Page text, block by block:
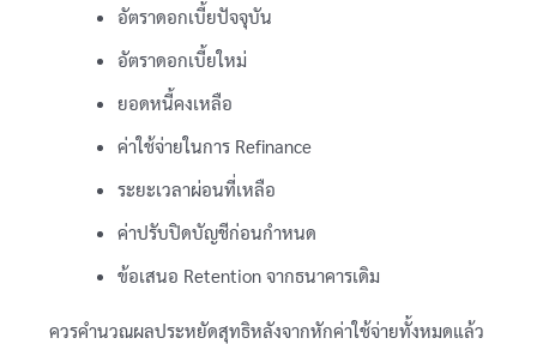
อัตราดอกเบี้ยปัจจุบัน
อัตราดอกเบี้ยใหม่
ยอดหนี้คงเหลือ
ค่าใช้จ่ายในการ Refinance
ระยะเวลาผ่อนที่เหลือ
ค่าปรับปิดบัญชีก่อนกำหนด
ข้อเสนอ Retention จากธนาคารเดิม
ควรคำนวณผลประหยัดสุทธิหลังจากหักค่าใช้จ่ายทั้งหมดแล้ว